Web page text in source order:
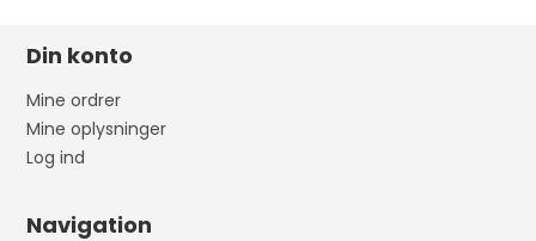
Din konto
Mine ordrer
Mine oplysninger
Log ind
Navigation